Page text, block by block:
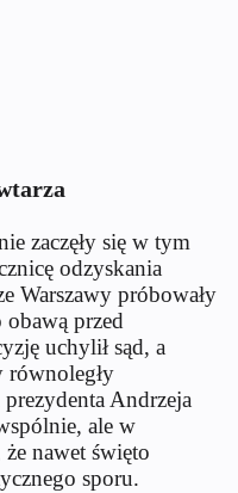
zaczęły się w tym
odzyskania
Warszawy próbowały
obawą przed
uchylił sąd, a
równoległy
prezydenta Andrzeja
ale w
nawet święto
sporu.